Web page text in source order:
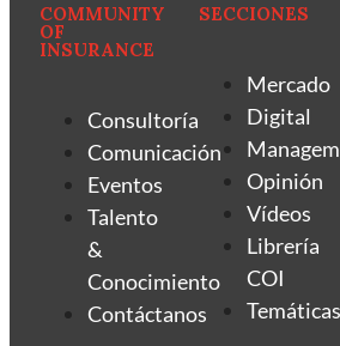
COMMUNITY
OF
INSURANCE
Consultoría
Comunicación
Eventos
Talento
&
Conocimiento
Contáctanos
SECCIONES
Mercado
Digital
Opinión
Vídeos
Librería
COI
Temáticas